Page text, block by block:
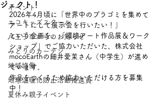
イベント
エコキッズスクール
八王子市からのお知らせ
みどりのカーテン
地域協働
地球温暖化防止活動推進員
夏休み親子イベント
ジェクト！
2026年4月頃に「世界中のプラゴミを集めて
アートにして展示会を行いたい！」
という企画を、「環境アート作品展＆ワーク
ショップ」でご協力いただいた、株式会社
mocoEarthの細井愛茉さん（中学生）が進め
ています。
作品をつくるため協力いただける方を募集
中！